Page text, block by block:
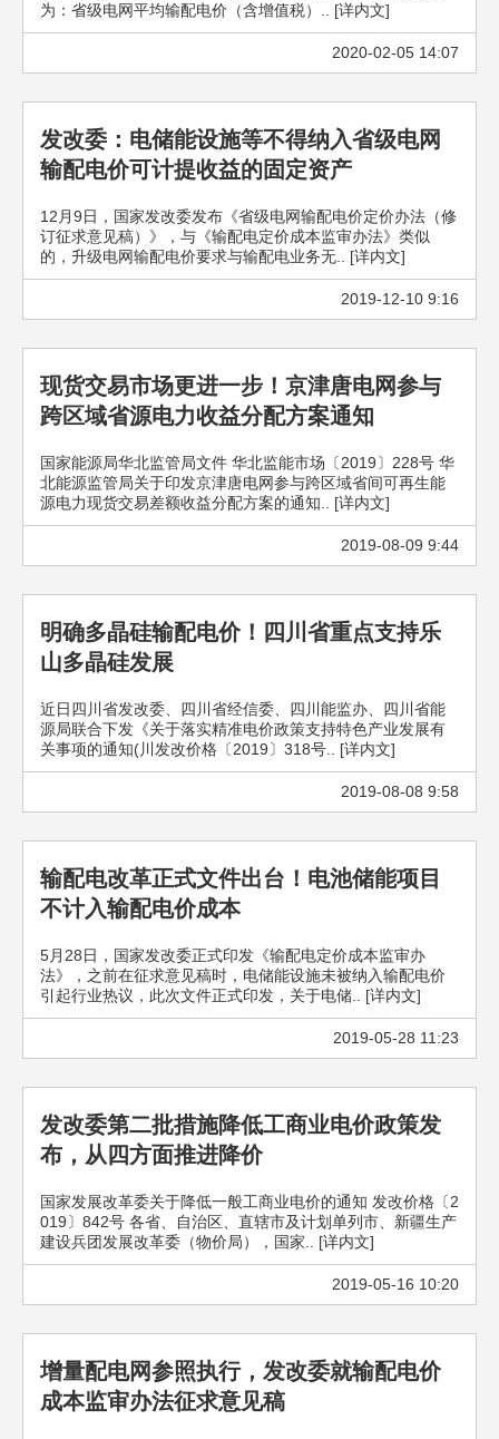
为：省级电网平均输配电价（含增值税）.. [详内文]
2020-02-05 14:07
发改委：电储能设施等不得纳入省级电网
输配电价可计提收益的固定资产
12月9日，国家发改委发布《省级电网输配电价定价办法（修
订征求意见稿）》，与《输配电定价成本监审办法》类似
的，升级电网输配电价要求与输配电业务无.. [详内文]
2019-12-10 9:16
现货交易市场更进一步！京津唐电网参与
跨区域省源电力收益分配方案通知
国家能源局华北监管局文件 华北监能市场〔2019〕228号 华
北能源监管局关于印发京津唐电网参与跨区域省间可再生能
源电力现货交易差额收益分配方案的通知.. [详内文]
2019-08-09 9:44
明确多晶硅输配电价！四川省重点支持乐
山多晶硅发展
近日四川省发改委、四川省经信委、四川能监办、四川省能
源局联合下发《关于落实精准电价政策支持特色产业发展有
关事项的通知(川发改价格〔2019〕318号.. [详内文]
2019-08-08 9:58
输配电改革正式文件出台！电池储能项目
不计入输配电价成本
5月28日，国家发改委正式印发《输配电定价成本监审办
法》，之前在征求意见稿时，电储能设施未被纳入输配电价
引起行业热议，此次文件正式印发，关于电储.. [详内文]
2019-05-28 11:23
发改委第二批措施降低工商业电价政策发
布，从四方面推进降价
国家发展改革委关于降低一般工商业电价的通知 发改价格〔2
019〕842号 各省、自治区、直辖市及计划单列市、新疆生产
建设兵团发展改革委（物价局），国家.. [详内文]
2019-05-16 10:20
增量配电网参照执行，发改委就输配电价
成本监审办法征求意见稿